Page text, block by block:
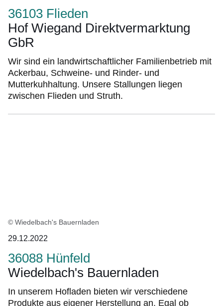
36103 Flieden
Hof Wiegand Direktvermarktung
GbR
Wir sind ein landwirtschaftlicher Familienbetrieb mit
Ackerbau, Schweine- und Rinder- und
Mutterkuhhaltung. Unsere Stallungen liegen
zwischen Flieden und Struth.
© Wiedelbach's Bauernladen
29.12.2022
36088 Hünfeld
Wiedelbach's Bauernladen
In unserem Hofladen bieten wir verschiedene
Produkte aus eigener Herstellung an. Egal ob